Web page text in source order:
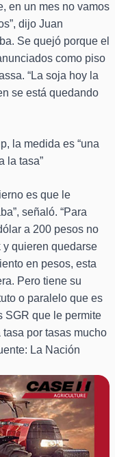
en un mes no vamos
dijo Juan
Se quejó porque el
como piso
“La soja hoy la
se está quedando
la medida es “una
la tasa”
es que le
señaló. “Para
a 200 pesos no
quieren quedarse
en pesos, esta
Pero tiene su
o paralelo que es
SGR que le permite
por tasas mucho
La Nación